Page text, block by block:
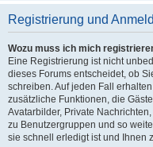
Registrierung und
Wozu muss ich mich
Eine Registrierung ist nicht
dieses Forums entscheidet, ob
schreiben. Auf jeden Fall
zusätzliche Funktionen, die
Avatarbilder, Private
zu Benutzergruppen und so
sie schnell erledigt ist und Ihnen